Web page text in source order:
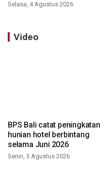
Selasa, 4 Agustus 2026
Video
BPS Bali catat peningkatan
hunian hotel berbintang
selama Juni 2026
Senin, 3 Agustus 2026